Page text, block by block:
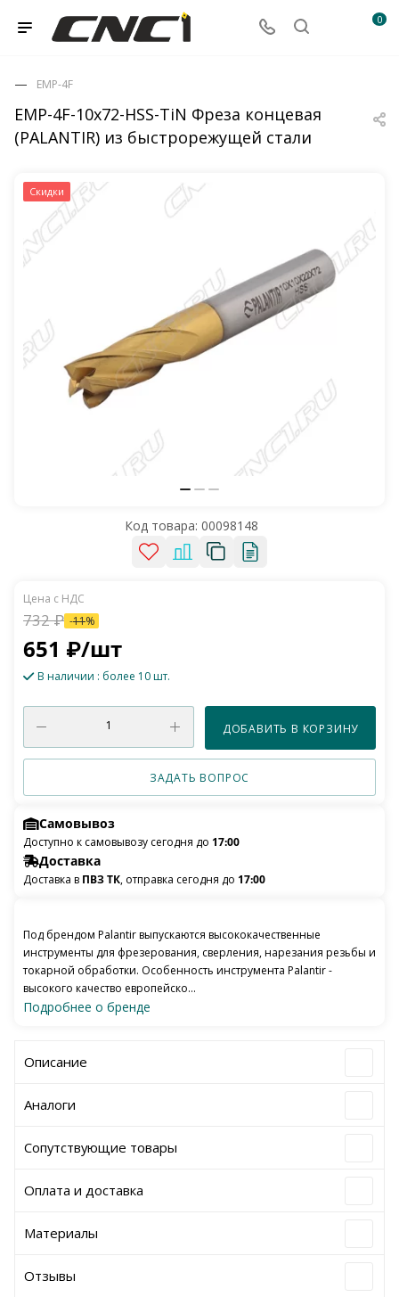
0
EMP-4F-10x72-HSS-TiN Фреза концевая
(PALANTIR) из быстрорежущей стали
EMP-4F
Скидки
Код товара: 00098148
651 ₽/шт
732₽ -11%
В наличии : более 10 шт.
ДОБАВИТЬ В КОРЗИНУ
ЗАДАТЬ ВОПРОС
Самовывоз
Доступно к самовывозу сегодня до 17:00
Доставка
Доставка в ПВЗ ТК, отправка сегодня до 17:00
Под брендом Palantir выпускаются высококачественные
инструменты для фрезерования, сверления, нарезания резьбы и
токарной обработки. Особенность инструмента Palantir -
высокого качество европейско...
Подробнее о бренде
Описание
Аналоги
Сопутствующие товары
Оплата и доставка
Материалы
Отзывы